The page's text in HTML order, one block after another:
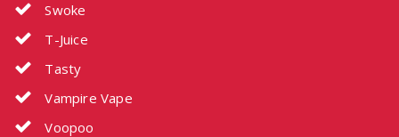
Swoke
T-Juice
Tasty
Vampire Vape
Voopoo